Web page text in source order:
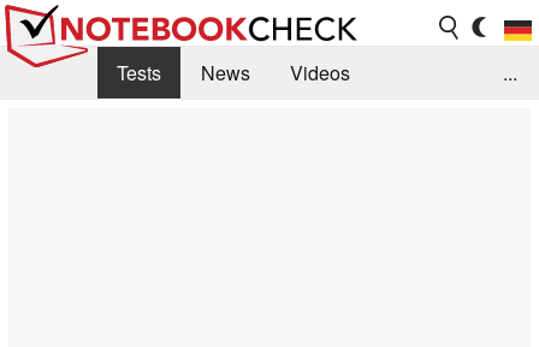
Tests News
Videos
...